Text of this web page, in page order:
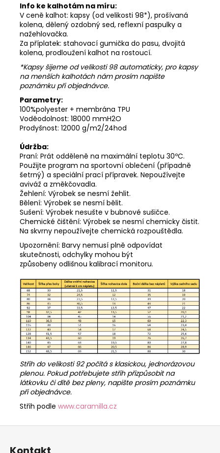
Info ke kalhotám na míru:
V ceně kalhot: kapsy (od velikosti 98*), prošívaná
kolena, dělený ozdobný sed, reflexní paspulky a
nažehlovačka.
Za příplatek: stahovací gumička do pasu, dvojitá
kolena, prodloužení kalhot na rostoucí.
*Kapsy šijeme od velikosti 98 automaticky, pro kapsy
na menších kalhotách nám prosím napište
poznámku při objednávce.
Parametry:
100%polyester + membrána TPU
Voděodolnost: 18000 mmH2O
Prodyšnost: 12000 g/m2/24hod
Údržba:
Praní: Prát odděleně na maximální teplotu 30ºC.
Použijte program na sportovní oblečení (případně
šetrný) a speciální prací přípravek. Nepoužívejte
aviváž a změkčovadla.
Žehlení: Výrobek se nesmí žehlit.
Bělení: Výrobek se nesmí bělit.
Sušení: Výrobek nesušte v bubnové sušičce.
Chemické čištění: Výrobek se nesmí chemicky čistit.
Na skvrny nepoužívejte chemická rozpouštědla.
Upozornění: Barvy nemusí plně odpovídat
skutečnosti, odchylky mohou být
způsobeny odlišnou kalibrací monitoru.
Střih do velikosti 92 počítá s klasickou, jednorázovou
plenou. Pokud potřebujete střih přizpůsobit na
látkovku či dítě bez pleny, napište prosím poznámku
při objednávce.
Střih podle www.caramilla.cz
Z